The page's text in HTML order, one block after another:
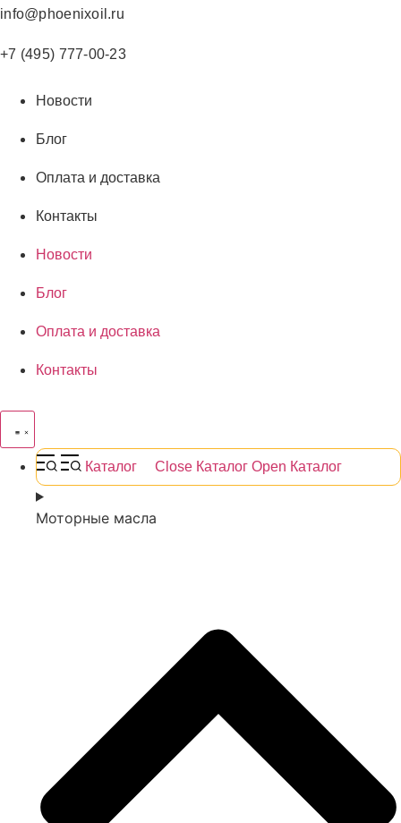
Перейти
содержимому
info@phoenixoil.ru
+7 (495) 777-00-23
Новости
Блог
Оплата и доставка
Контакты
Новости
Блог
Оплата и доставка
Контакты
Каталог Close Каталог Open Каталог
Моторные масла